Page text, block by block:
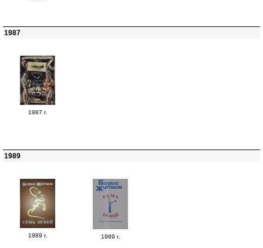
1987
1987 г.
1989
1989 г. 1989 г.